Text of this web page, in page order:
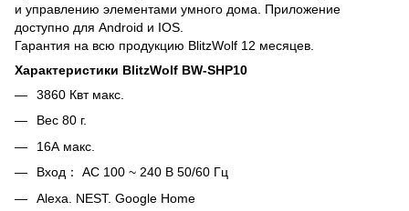
и управлению элементами умного дома. Приложение
доступно для Android и IOS.
Гарантия на всю продукцию BlitzWolf 12 месяцев.
Характеристики BlitzWolf BW-SHP10
3860 Квт макс.
Вес 80 г.
16А макс.
Вход： AC 100 ~ 240 В 50/60 Гц
Alexa. NEST. Google Home